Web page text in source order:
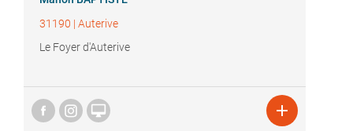
31190 | Auterive
Le Foyer d'Auterive
 